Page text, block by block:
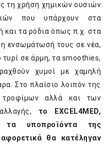
τη χρήση χημικών ουσιών
που υπάρχουν στα
και τα ρόδια όπως π.χ. στα
η ενσωμάτωσή τους σε νέα,
σε άρμη, τα smoothies,
χυμοί με χαμηλή
Στο πλαίσιο λοιπόν της
τροφίμων αλλά και των
το EXCEL4MED,
τα υποπροϊόντα της
θα κατέληγαν